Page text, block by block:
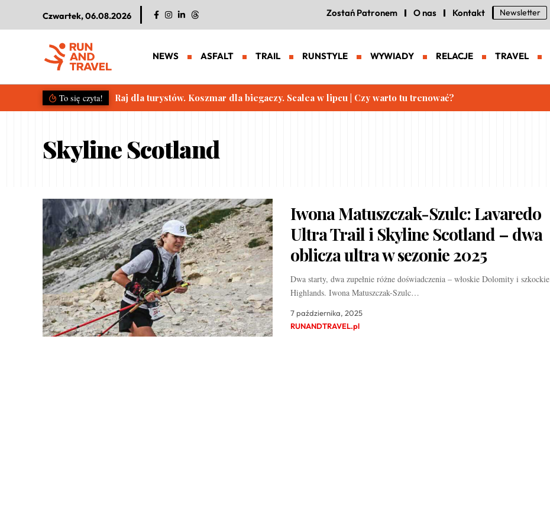
Czwartek, 06.08.2026 Zostań Patronem O nas Kontakt Newsletter
NEWS ASFALT TRAIL RUNSTYLE WYWIADY RELACJE TRAVEL
To się czyta! Raj dla turystów. Koszmar dla biegaczy. Scalea w lipcu | Czy warto tu trenować?
Skyline Scotland
Iwona Matuszczak-Szulc: Lavaredo
Ultra Trail i Skyline Scotland – dwa
oblicza ultra w sezonie 2025
Dwa starty, dwa zupełnie różne doświadczenia – włoskie Dolomity i szkockie
Highlands. Iwona Matuszczak-Szulc…
7 października, 2025
RUNANDTRAVEL.pl